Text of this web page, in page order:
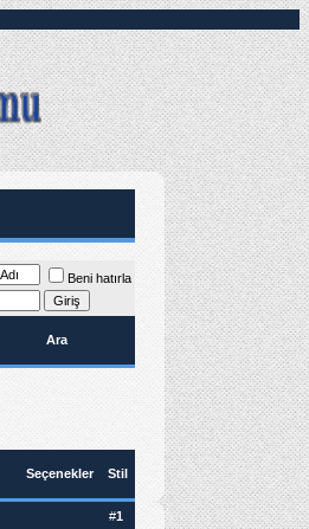
Beni hatırla
Ara
Seçenekler Stil
#1